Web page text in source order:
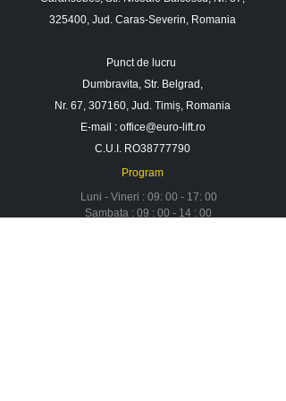
325400, Jud. Caras-Severin, Romania
Punct de lucru
Dumbravita, Str. Belgrad,
Nr. 67, 307160, Jud. Timiș, Romania
E-mail : office@euro-lift.ro
C.U.I. RO38777790
Program
Luni - Vineri : 09: 00 - 17: 00
Sambata : 09 : 00 - 14 : 00